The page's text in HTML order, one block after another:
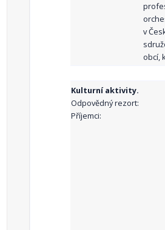
v
obcí,
Kulturní aktivity.
Odpovědný rezort:
Příjemci: